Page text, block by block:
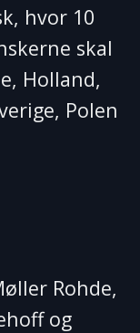
hvor 10
skal
Holland,
Polen
Rohde,
og